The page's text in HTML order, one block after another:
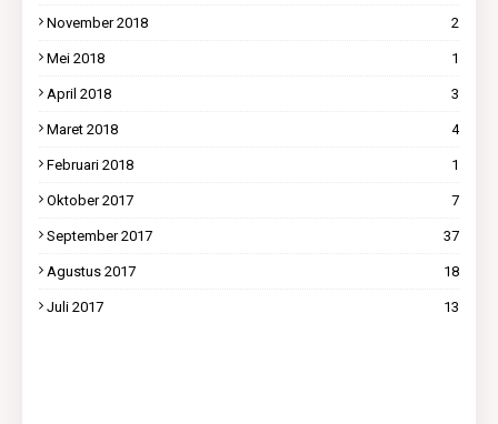
November 2018 2
Mei 2018 1
April 2018 3
Maret 2018 4
Februari 2018 1
Oktober 2017 7
September 2017 37
Agustus 2017 18
Juli 2017 13